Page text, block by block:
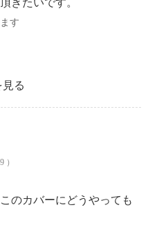
きたいです。
す
る
）
のカバーにどうやっても